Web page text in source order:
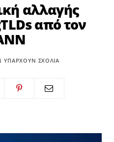
m
αλλαγής
από τον
ΥΠΆΡΧΟΥΝ ΣΧΌΛΙΑ